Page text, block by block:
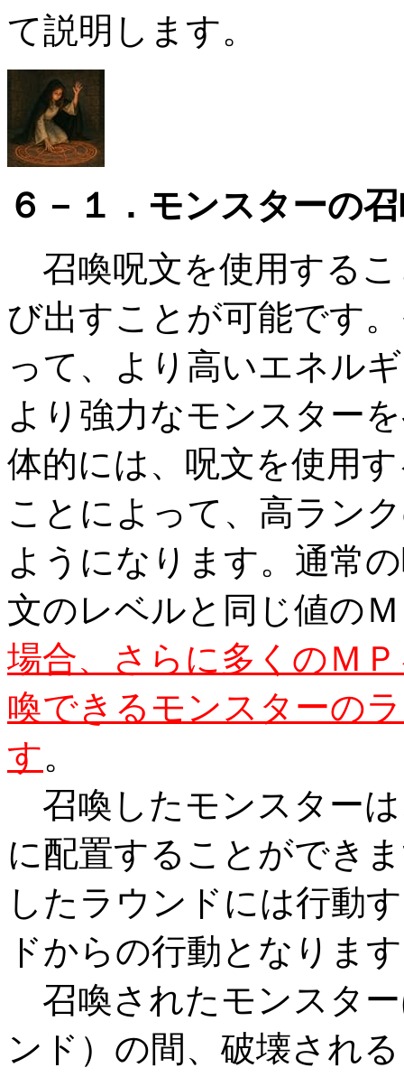
て説明します。
６－１．モンスターの
召喚呪文を使用する
び出すことが可能です
って、より高いエネル
より強力なモンスター
体的には、呪文を使用
ことによって、高ラン
ようになります。通常
文のレベルと同じ値の
場合、さらに多くのＭ
喚できるモンスターの
す。
召喚したモンスター
に配置することができ
したラウンドには行動
ドからの行動となりま
召喚されたモンスタ
ンド）の間、破壊され